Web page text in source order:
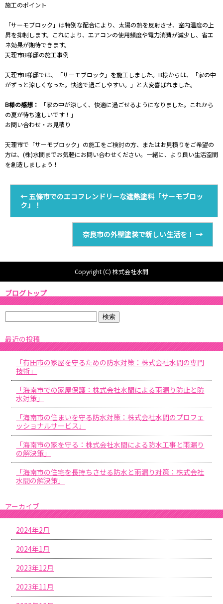
施工のポイント
「サーモブロック」は特別な配合により、太陽の熱を反射させ、室内温度の上
昇を抑制します。これにより、エアコンの使用頻度や電力消費が減少し、省エ
ネ効果が期待できます。
天理市B様邸の施工事例
天理市B様邸では、「サーモブロック」を施工しました。B様からは、「家の中
がずっと涼しくなった。快適で過ごしやすい。」と大変喜ばれました。
B様の感想：
「家の中が涼しく、快適に過ごせるようになりました。これから
の夏が待ち遠しいです！」
お問い合わせ・お見積り
天理市で「サーモブロック」の施工をご検討の方、またはお見積りをご希望の
方は、(株)水間までお気軽にお問い合わせください。一緒に、より良い生活空間
を創造しましょう！
← 五條市でのエコフレンドリーな遮熱塗料「サーモブロッ
ク」！
奈良市の外壁塗装で新しい生活を！ →
Copyright (C) 株式会社水間
ブログトップ
最近の投稿
「有田市の家屋を守るための防水対策：株式会社水間の専門
技術」
「海南市での家屋保護：株式会社水間による雨漏り防止と防
水対策」
「海南市の住まいを守る防水対策：株式会社水間のプロフェ
ッショナルサービス」
「海南市の家を守る：株式会社水間による防水工事と雨漏り
の解決策」
「海南市の住宅を長持ちさせる防水と雨漏り対策：株式会社
水間の解決策」
アーカイブ
2024年2月
2024年1月
2023年12月
2023年11月